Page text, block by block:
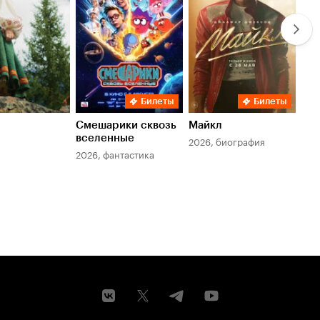
Билеты
Смешарики сквозь
вселенные
2026, фантастика
Билеты
Майкл
2026, биография